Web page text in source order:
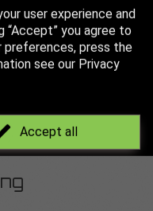
eines von uns zu
weiterer
eine von ihm nach
von mindestens
ist.
user experience and
“Accept” you agree to
preferences, press the
see our Privacy
Accept all